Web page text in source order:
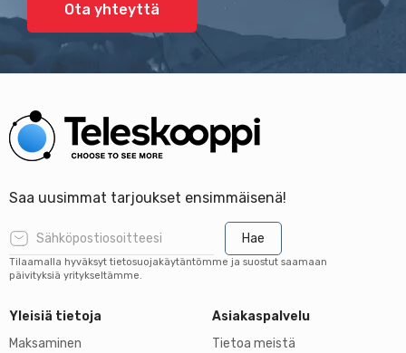
Ota yhteyttä
Saa uusimmat tarjoukset ensimmäisenä!
Hae
Tilaamalla hyväksyt tietosuojakäytäntömme ja suostut saamaan
päivityksiä yritykseltämme.
Yleisiä tietoja
Maksaminen
Asiakaspalvelu
Tietoa meistä